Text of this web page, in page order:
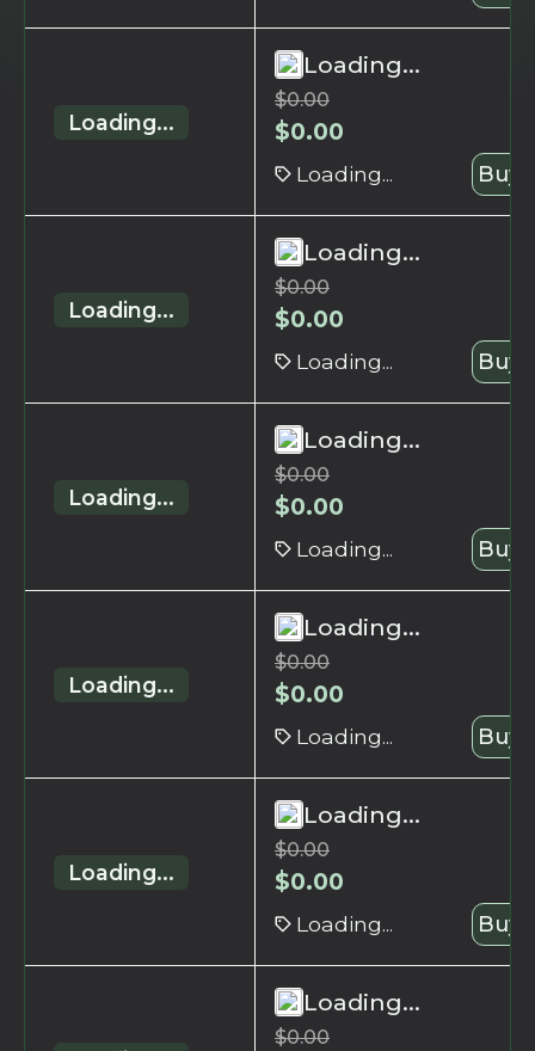
Loading...
Loading...
$0.00
$0.00
Loading... Buy
Loading...
Loading...
$0.00
$0.00
Loading... Buy
Loading...
Loading...
$0.00
$0.00
Loading... Buy
Loading...
Loading...
$0.00
$0.00
Loading... Buy
Loading...
Loading...
$0.00
$0.00
Loading... Buy
Loading...
$0.00